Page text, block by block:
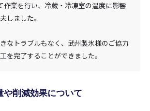
作業を行い、冷蔵・冷凍室の温度に影響
しました。
なトラブルもなく、武州製氷様のご協力
を完了することができました。
や削減効果について